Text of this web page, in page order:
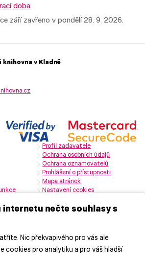
internetu nečte souhlasy s
Nic překvapivého pro vás ale
cookies pro analytiku a pro váš hladší
doba
září zavřeno v pondělí 28. 9. 2026.
knihovna v Kladně
Profil zadavatele
Ochrana osobních údajů
Ochrana oznamovatelů
Prohlášení o přístupnosti
Mapa stránek
Nastavení cookies